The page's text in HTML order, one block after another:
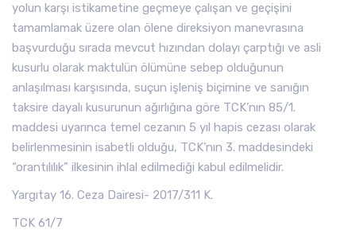
yolun karşı istikametine geçmeye çalışan ve geçişini
tamamlamak üzere olan ölene direksiyon manevrasına
başvurduğu sırada mevcut hızından dolayı çarptığı ve asli
kusurlu olarak maktulün ölümüne sebep olduğunun
anlaşılması karşısında, suçun işleniş biçimine ve sanığın
taksire dayalı kusurunun ağırlığına göre TCK’nın 85/1.
maddesi uyarınca temel cezanın 5 yıl hapis cezası olarak
belirlenmesinin isabetli olduğu, TCK’nın 3. maddesindeki
“orantılılık” ilkesinin ihlal edilmediği kabul edilmelidir.
Yargıtay 16. Ceza Dairesi- 2017/311 K.
TCK 61/7